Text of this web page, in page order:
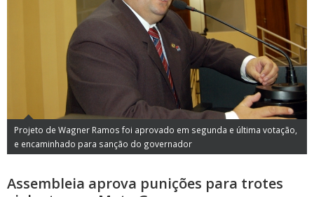
Projeto de Wagner Ramos foi aprovado em segunda e última votação,
e encaminhado para sanção do governador
Assembleia aprova punições para trotes